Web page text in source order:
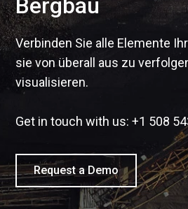
Bergbau
Verbinden Sie alle Elemente
sie von überall aus zu
visualisieren.
Get in touch with us: +1 508
Request a Demo